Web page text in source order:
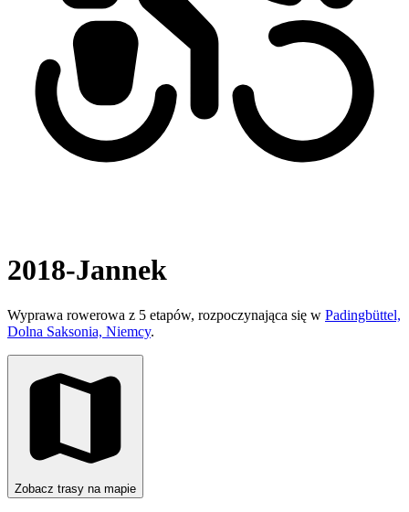
2018-Jannek
Wyprawa rowerowa z 5 etapów, rozpoczynająca się w Padingbüttel,
Dolna Saksonia, Niemcy.
Zobacz trasy na mapie